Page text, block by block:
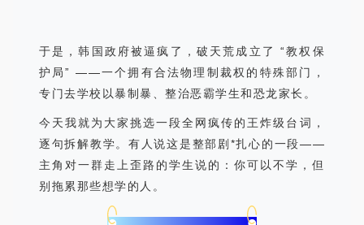
于是，韩国政府被逼疯了，破天荒成立了 “教权保
护局” ——一个拥有合法物理制裁权的特殊部门，
专门去学校以暴制暴、整治恶霸学生和恐龙家长 。
今天我就为大家挑选一段全网疯传的王炸级台词，
逐句拆解教学。有人说这是整部剧*扎心的一段——
主角对一群走上歪路的学生说的：你可以不学，但
别拖累那些想学的人。